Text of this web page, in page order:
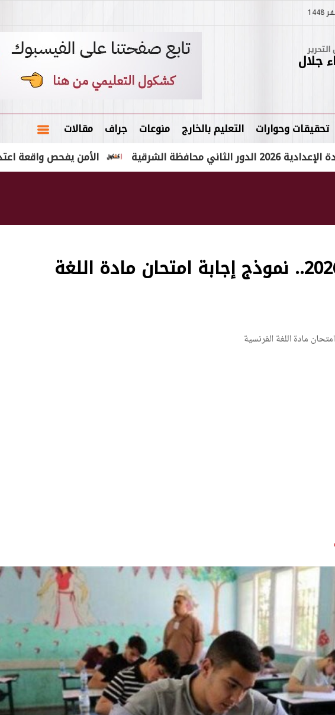
جلال
تحقيقات وحوارات التعليم بالخارج منوعات جراف مقالات
الأمن يفحص واقعة اعتداء على شاب
الثانوية العامة 2026.. نموذج إجابة امتحان مادة اللغة